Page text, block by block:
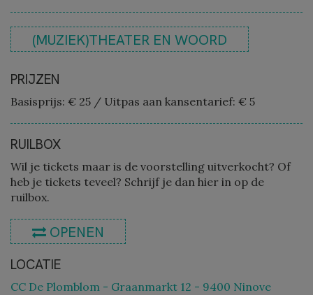
(MUZIEK)THEATER EN WOORD
PRIJZEN
Basisprijs: € 25 / Uitpas aan kansentarief: € 5
RUILBOX
Wil je tickets maar is de voorstelling uitverkocht? Of
heb je tickets teveel? Schrijf je dan hier in op de
ruilbox.
OPENEN
LOCATIE
CC De Plomblom - Graanmarkt 12 - 9400 Ninove